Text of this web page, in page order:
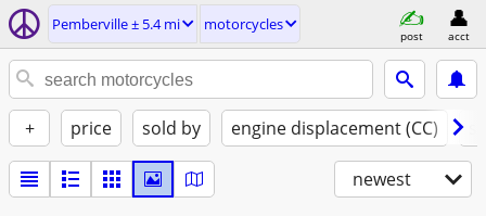
Pemberville ± 5.4 mi motorcycles
post acct
+ price sold by engine displacement (CC)
newest